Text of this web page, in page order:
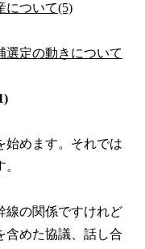
について(5)
選定の動きについて
始めます。それでは
線の関係ですけれど
含めた協議、話し合